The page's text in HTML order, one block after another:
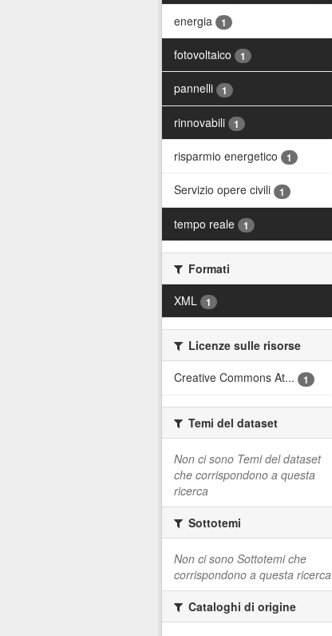
energia 1
fotovoltaico 1
pannelli 1
rinnovabili 1
risparmio energetico 1
Servizio opere civili 1
tempo reale 1
Formati
XML
1
Licenze sulle risorse
Creative Commons At...
1
Temi del dataset
Non ci sono Temi del dataset
che corrispondono a questa
ricerca
Sottotemi
Non ci sono Sottotemi che
corrispondono a questa ricerca
Cataloghi di origine